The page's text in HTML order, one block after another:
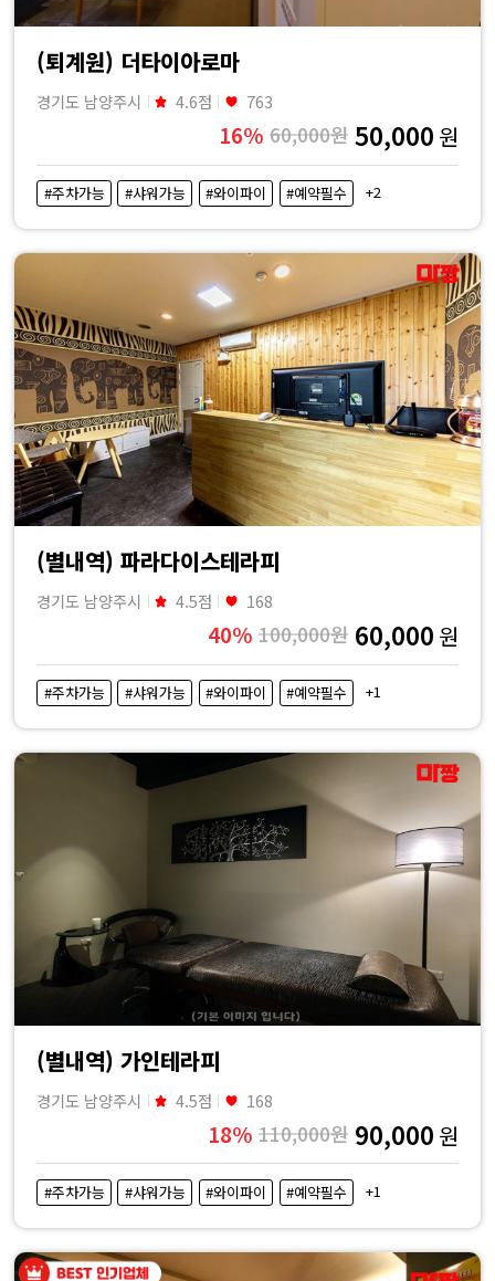
(퇴계원) 더타이아로마
경기도 남양주시 4.6점 763
16% 60,000원 50,000 원
#주차가능 #샤워가능 #와이파이 #예약필수 +2
(별내역) 파라다이스테라피
경기도 남양주시 4.5점 168
40% 100,000원 60,000 원
#주차가능 #샤워가능 #와이파이 #예약필수 +1
(별내역) 가인테라피
경기도 남양주시 4.5점 168
18% 110,000원 90,000 원
#주차가능 #샤워가능 #와이파이 #예약필수 +1